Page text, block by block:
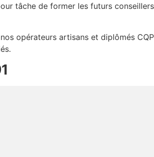
tâche de former les futurs
opérateurs artisans et diplômés